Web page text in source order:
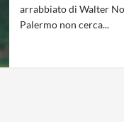
arrabbiato di Walter
Palermo non cerca...